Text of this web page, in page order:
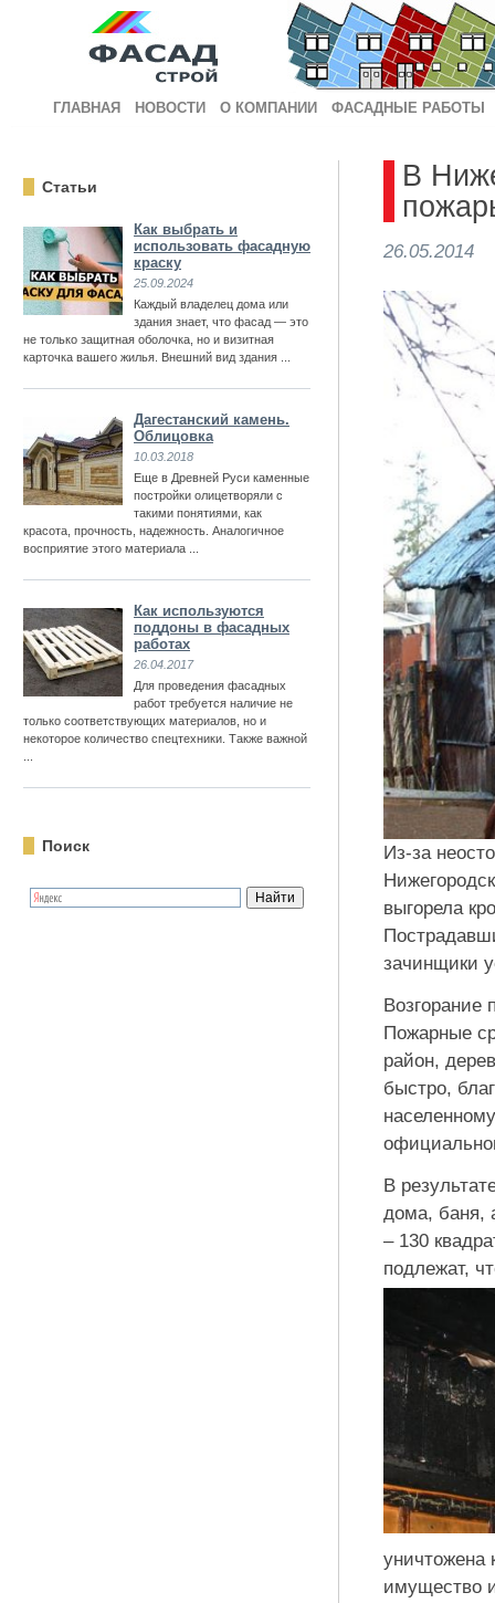
ГЛАВНАЯ НОВОСТИ О КОМПАНИИ ФАСАДНЫЕ РАБОТЫ
Статьи
Как выбрать и
использовать фасадную
краску
25.09.2024
Каждый владелец дома или
здания знает, что фасад — это
не только защитная оболочка, но и визитная
карточка вашего жилья. Внешний вид здания ...
Дагестанский камень.
Облицовка
10.03.2018
Еще в Древней Руси каменные
постройки олицетворяли с
такими понятиями, как
красота, прочность, надежность. Аналогичное
восприятие этого материала ...
Как используются
поддоны в фасадных
работах
26.04.2017
Для проведения фасадных
работ требуется наличие не
только соответствующих материалов, но и
некоторое количество спецтехники. Также важной
Поиск
В
26.05.2014
Из-за
выгорела
зачинщики
Возгорание
Пожарные
район,
быстро,
В
дома, баня,
– 130
подлежат,
уничтожена
имущество